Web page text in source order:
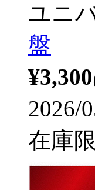
ユニ
盤
¥3,300
2026/
在庫